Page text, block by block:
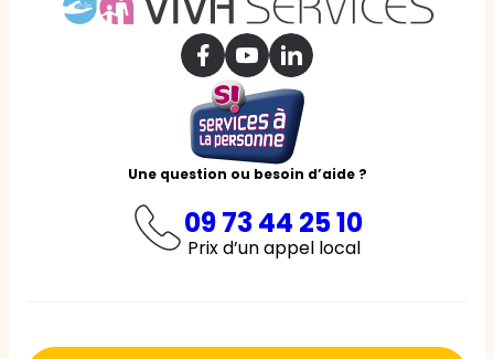
Une question ou besoin d’aide ?
09 73 44 25 10
Prix d’un appel local